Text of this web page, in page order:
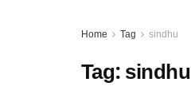
Home Tag sindhu
Tag:sindhu